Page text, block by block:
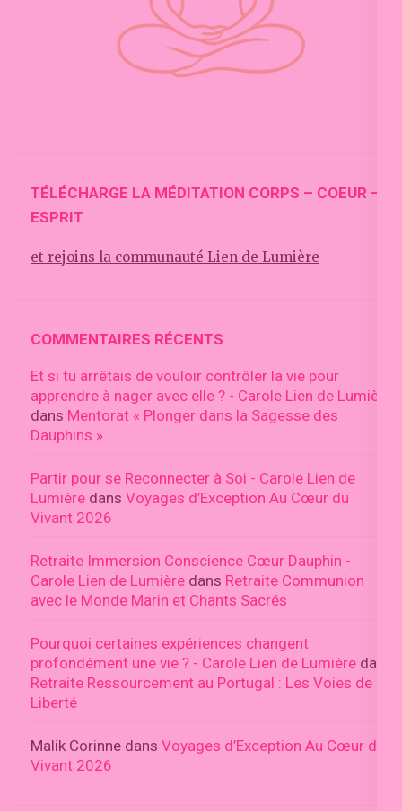
TÉLÉCHARGE LA MÉDITATION CORPS – COEUR –
ESPRIT
et rejoins la communauté Lien de Lumière
COMMENTAIRES RÉCENTS
Et si tu arrêtais de vouloir contrôler la vie pour
apprendre à nager avec elle ? - Carole Lien de Lumière
dans Mentorat « Plonger dans la Sagesse des
Dauphins »
Partir pour se Reconnecter à Soi - Carole Lien de
Lumière dans Voyages d’Exception Au Cœur du
Vivant 2026
Retraite Immersion Conscience Cœur Dauphin -
Carole Lien de Lumière dans Retraite Communion
avec le Monde Marin et Chants Sacrés
Pourquoi certaines expériences changent
profondément une vie ? - Carole Lien de Lumière dans
Retraite Ressourcement au Portugal : Les Voies de la
Liberté
Malik Corinne dans Voyages d’Exception Au Cœur du
Vivant 2026